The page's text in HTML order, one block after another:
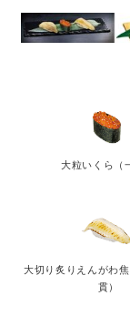
大粒いくら（
大切り炙りえんがわ
貫）